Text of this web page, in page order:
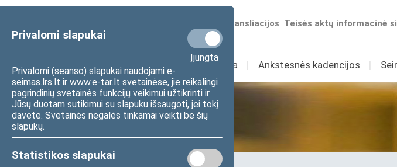
Privalomi slapukai
Įjungta
Privalomi (seanso) slapukai naudojami e-
seimas.lrs.lt ir www.e-tar.lt svetainėse, jie reikalingi
pagrindinių svetainės funkcijų veikimui užtikrinti ir
Jūsų duotam sutikimui su slapuku išsaugoti, jei tokį
davėte. Svetainės negalės tinkamai veikti be šių
slapukų.
Statistikos slapukai
Teisės aktų informacinė
Numatomos transliacijos
Sudėtis Veikla I Ankstesnės kadencijos I
Seime vyksta
Pradžia>Seime vyksta